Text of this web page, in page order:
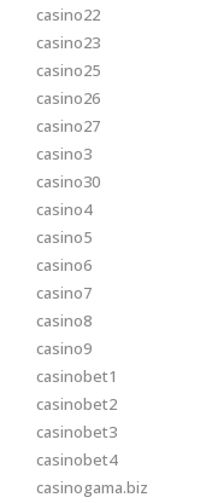
casino22
casino23
casino25
casino26
casino27
casino3
casino30
casino4
casino5
casino6
casino7
casino8
casino9
casinobet1
casinobet2
casinobet3
casinobet4
casinogama.biz